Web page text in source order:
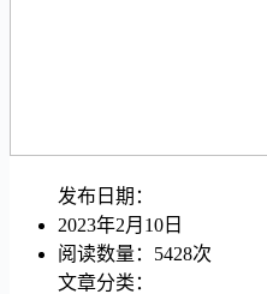
发布日期：
2023年2月10日
阅读数量：5428次
文章分类：